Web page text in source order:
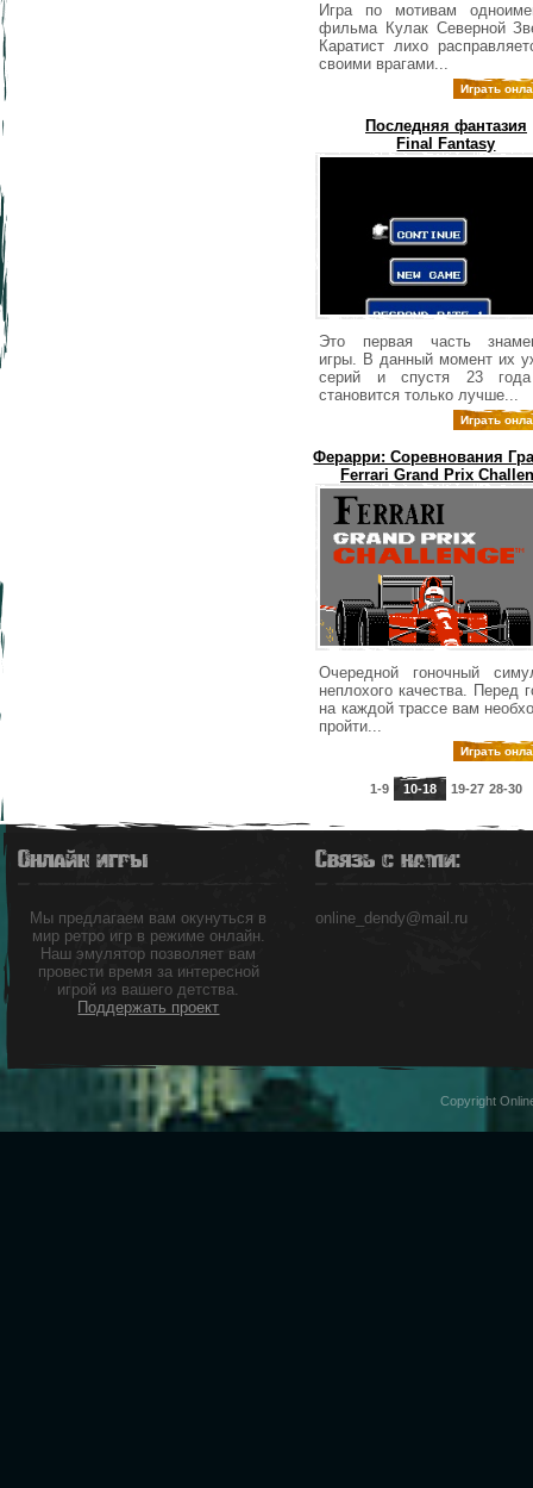
Игра по мотивам
фильма Кулак Северной
Каратист лихо
своими врагами...
Играть
Последняя фантазия
Final Fantasy
Это первая часть
игры. В данный момент их
серий и спустя 23
становится только лучше...
Играть
Ферарри: Соревнования
Ferrari Grand Prix
Очередной гоночный
неплохого качества. Перед
на каждой трассе вам
пройти...
Играть
1-9 10-18 19-27 28-30
Онлайн игры
Мы предлагаем вам окунуться в
мир ретро игр в режиме онлайн.
Наш эмулятор позволяет вам
провести время за интересной
игрой из вашего детства.
Поддержать проект
Связь с нами:
online_dendy@mail.ru
Copyright